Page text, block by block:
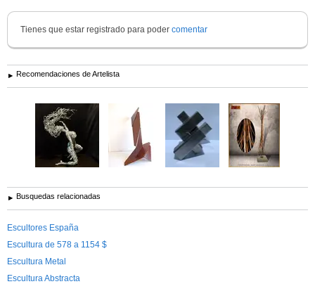
Tienes que estar registrado para poder comentar
Recomendaciones de Artelista
Busquedas relacionadas
Escultores España
Escultura de 578 a 1154 $
Escultura Metal
Escultura Abstracta